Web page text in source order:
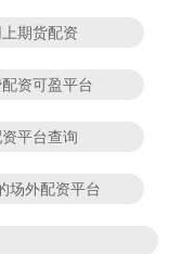
期货配资
资可盈平台
平台查询
场外配资平台